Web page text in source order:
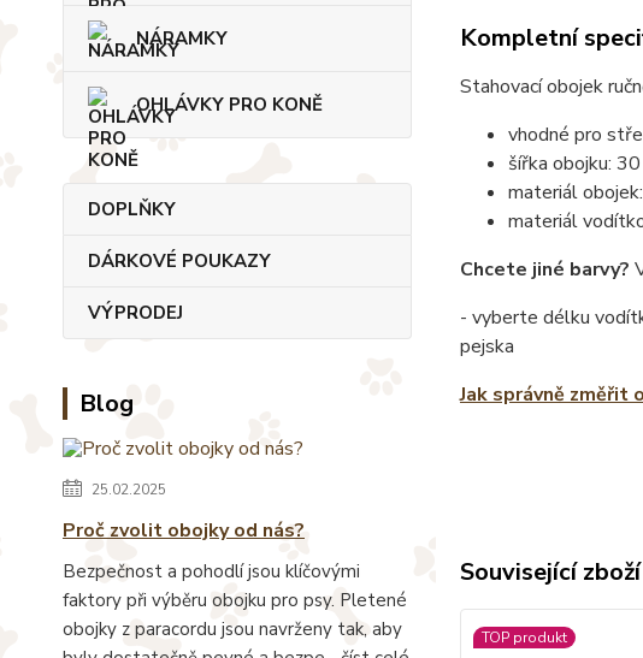
NÁRAMKY
OHLÁVKY PRO KONĚ
DOPLŇKY
DÁRKOVÉ POUKAZY
VÝPRODEJ
Blog
25.02.2025
Proč zvolit obojky od nás?
Bezpečnost a pohodlí jsou klíčovými
faktory při výběru obojku pro psy. Pletené
obojky z paracordu jsou navrženy tak, aby
Kompletní
Stahovací obojek
vhodné pro
šířka obojku:
materiál
materiál
Chcete jiné barvy?
- vyberte délku
pejska
Jak správně změřit
Související zboží
TOP produkt